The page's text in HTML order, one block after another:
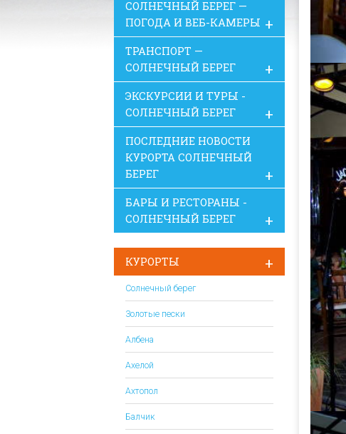
СОЛНЕЧНЫЙ БЕРЕГ —
ПОГОДА И ВЕБ-КАМЕРЫ
ТРАНСПОРТ —
СОЛНЕЧНЫЙ БЕРЕГ
ЭКСКУРСИИ И ТУРЫ -
СОЛНЕЧНЫЙ БЕРЕГ
ПОСЛЕДНИЕ НОВОСТИ
КУРОРТА СОЛНЕЧНЫЙ
БЕРЕГ
БАРЫ И РЕСТОРАНЫ -
СОЛНЕЧНЫЙ БЕРЕГ
КУРОРТЫ
Солнечный берег
Золотые пески
Албена
Ахелой
Ахтопол
Балчик